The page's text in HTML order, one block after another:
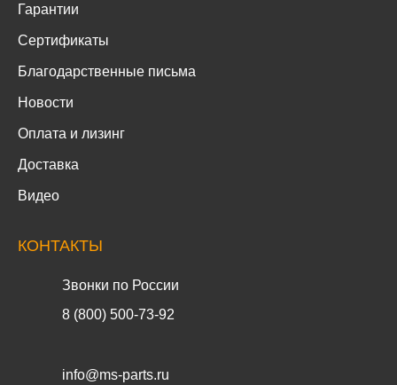
Гарантии
Сертификаты
Благодарственные письма
Новости
Оплата и лизинг
Доставка
Видео
КОНТАКТЫ
Звонки по России
8 (800) 500-73-92
info@ms-parts.ru